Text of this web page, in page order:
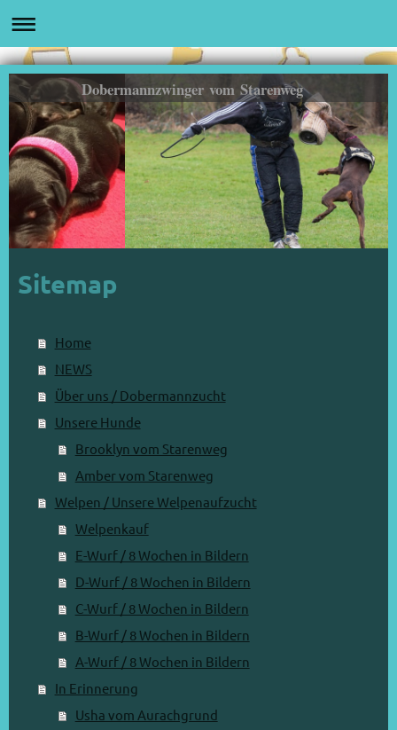
Dobermannzwinger vom Starenweg
Sitemap
Home
NEWS
Über uns / Dobermannzucht
Unsere Hunde
Brooklyn vom Starenweg
Amber vom Starenweg
Welpen / Unsere Welpenaufzucht
Welpenkauf
E-Wurf / 8 Wochen in Bildern
D-Wurf / 8 Wochen in Bildern
C-Wurf / 8 Wochen in Bildern
B-Wurf / 8 Wochen in Bildern
A-Wurf / 8 Wochen in Bildern
In Erinnerung
Usha vom Aurachgrund